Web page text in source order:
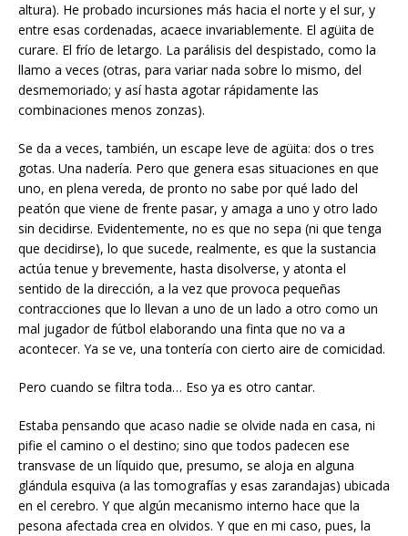
altura). He probado incursiones más hacia el norte y el sur, y
entre esas cordenadas, acaece invariablemente. El agüita de
curare. El frío de letargo. La parálisis del despistado, como la
llamo a veces (otras, para variar nada sobre lo mismo, del
desmemoriado; y así hasta agotar rápidamente las
combinaciones menos zonzas).
Se da a veces, también, un escape leve de agüita: dos o tres
gotas. Una nadería. Pero que genera esas situaciones en que
uno, en plena vereda, de pronto no sabe por qué lado del
peatón que viene de frente pasar, y amaga a uno y otro lado
sin decidirse. Evidentemente, no es que no sepa (ni que tenga
que decidirse), lo que sucede, realmente, es que la sustancia
actúa tenue y brevemente, hasta disolverse, y atonta el
sentido de la dirección, a la vez que provoca pequeñas
contracciones que lo llevan a uno de un lado a otro como un
mal jugador de fútbol elaborando una finta que no va a
acontecer. Ya se ve, una tontería con cierto aire de comicidad.
Pero cuando se filtra toda… Eso ya es otro cantar.
Estaba pensando que acaso nadie se olvide nada en casa, ni
pifie el camino o el destino; sino que todos padecen ese
transvase de un líquido que, presumo, se aloja en alguna
glándula esquiva (a las tomografías y esas zarandajas) ubicada
en el cerebro. Y que algún mecanismo interno hace que la
pesona afectada crea en olvidos. Y que en mi caso, pues, la